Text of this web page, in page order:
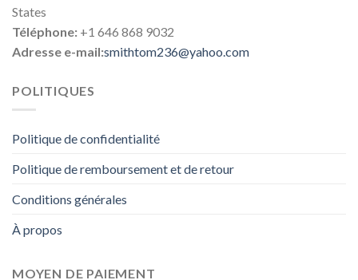
States
Téléphone: +1 646 868 9032
Adresse e-mail:smithtom236@yahoo.com
POLITIQUES
Politique de confidentialité
Politique de remboursement et de retour
Conditions générales
À propos
MOYEN DE PAIEMENT